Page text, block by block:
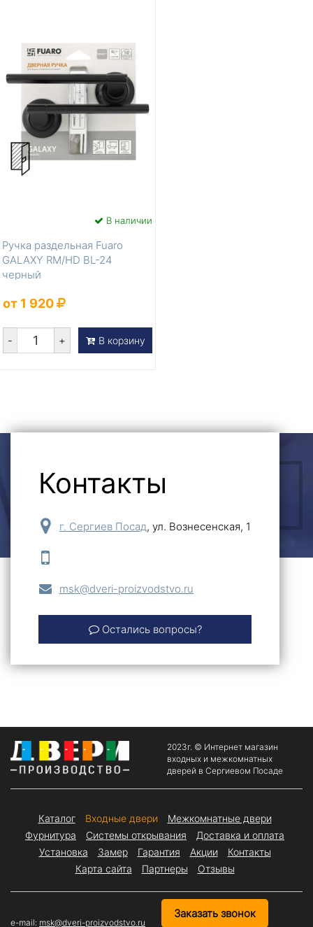
В наличии
Ручка раздельная Fuaro
GALAXY RM/HD BL-24
черный
от 1 920
- + В корзину
ОСТАВИТЬ ЗАЯВКУ
Контакты
г. Сергиев Посад, ул. Вознесенская, 1
msk@dveri-proizvodstvo.ru
Остались вопросы?
2023г. © Интернет магазин
входных и межкомнатных
дверей в Сергиевом Посаде
Каталог Входные двери
Межкомнатные двери
Фурнитура
Системы открывания
Доставка и оплата
Установка
Замер Гарантия Акции
Контакты
Карта сайта
Партнеры Отзывы
e-mail: msk@dveri-proizvodstvo.ru
Заказать звонок